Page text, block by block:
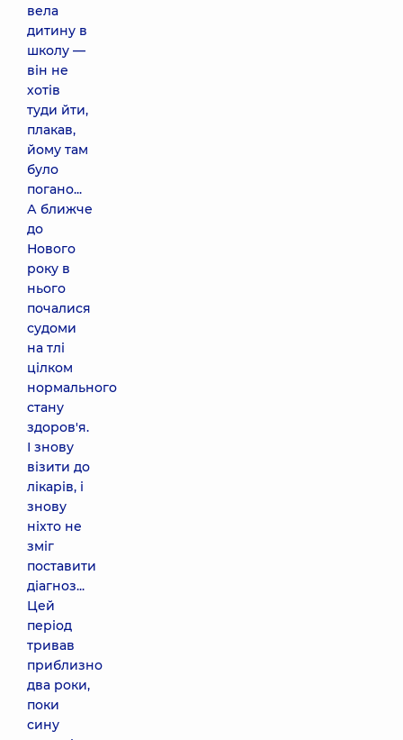
вела
дитину в
школу —
він не
хотів
туди йти,
плакав,
йому там
було
погано...
А ближче
до
Нового
року в
нього
почалися
судоми
на тлі
цілком
нормального
стану
здоров'я.
І знову
візити до
лікарів, і
знову
ніхто не
зміг
поставити
діагноз...
Цей
період
тривав
приблизно
два роки,
поки
сину